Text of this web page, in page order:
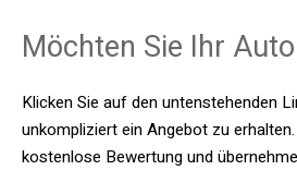
Möchten Sie Ihr
Klicken Sie auf den untenstehenden
unkompliziert ein Angebot zu
kostenlose Bewertung und